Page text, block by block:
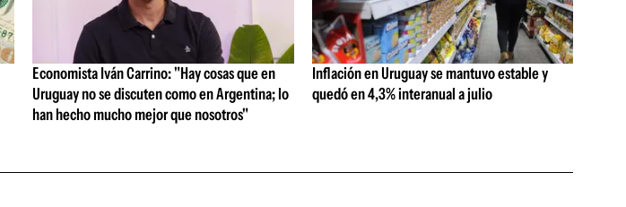
Economista Iván Carrino: "Hay cosas que en
Uruguay no se discuten como en Argentina; lo
han hecho mucho mejor que nosotros"
Inflación en Uruguay se mantuvo estable y
quedó en 4,3% interanual a julio